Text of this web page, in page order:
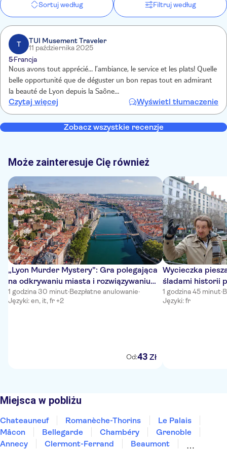
Sortuj według Filtruj według
T
TUI Musement Traveler
11 października 2025
5Francja
Nous avons tout apprécié… l’ambiance, le service et les plats! Quelle
belle opportunité que de déguster un bon repas tout en admirant
la beauté de Lyon depuis la Saône…
Czytaj więcej Wyświetl tłumaczenie
Zobacz wszystkie recenzje
Może zainteresuje Cię również
„Lyon Murder Mystery”: Gra polegająca
na odkrywaniu miasta i rozwiązywaniu
zagadki kryminalnej
1 godzina 30 minut·Bezpłatne anulowanie·
Języki: en, it, fr +2
Od:43 Zł
Wycieczka
śladami historii
dzielnicy
1 godzina 45 minut·
Języki: fr
Miejsca w pobliżu
Chateauneuf Romanèche-Thorins
Le Palais
Mâcon
Bellegarde Chambéry
Grenoble
Annecy
Clermont-Ferrand
Beaumont